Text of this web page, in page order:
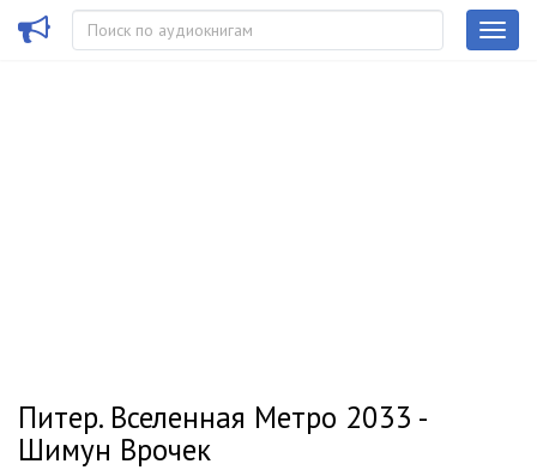
Питер. Вселенная Метро 2033 -
Шимун Врочек